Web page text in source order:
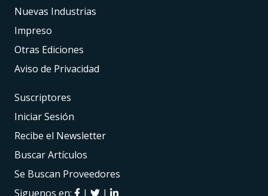
Nuevas Industrias
Impreso
Otras Ediciones
Aviso de Privacidad
Suscriptores
Iniciar Sesión
Recibe el Newsletter
Buscar Artículos
Se Buscan Proveedores
Siguenos en:
| |